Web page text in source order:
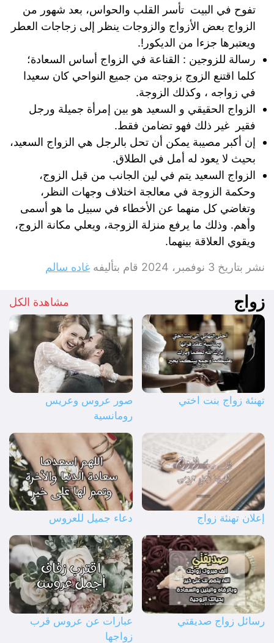
تفوح في البيت تأسر القلب والحواس، بعد شهور من
الزواج بعض الأزواج والزوجات ينظر إلى زجاجات العطر
ويعتبرها جزءا من الديكور!.
رسالة للزوجين : القناعة في الزواج أساس السعادة؛
كلما اقتنع الزوج بزوجته من جميع النواحي كان سعيدا
في زواجه ، وكذلك الزوجة.
الزواج الحقيقي و السعيد هو بين إمرأة جميلة ورجل
فقير غير ذلك فهو تضامن فقط.
إن أكبر مصيبة يمكن أن تحل بالرجل هي الزواج السعيد،
بحيث لا يعود له أمل في الطلاق.
الزواج السعيد يتم في لين الجانب من قبل الزوج،
وحكمة الزوجة في معالجة اختلاف وجهات النظر،
وتغاضي كل منهما عن الأخطاء في سبيل ما هو أسمى
وأهم. وذلك ما يرفع منزلة الزوجة، ويعلي مكانة الزوج،
ويقوي العلاقة بينهما.
نشر بتاريخ 3 نوفمبر، 2024 قام بتأليفه غاده سالم
زواج مشاهدة الكل
تهنئة زواج بنت اختي
صور عروس وعريس
رومانسية
إعلان تهنئة زواج دعاء جميل للعروس
رسائل زواج صديقتي
عبارات عن عروس قرب
زواجها